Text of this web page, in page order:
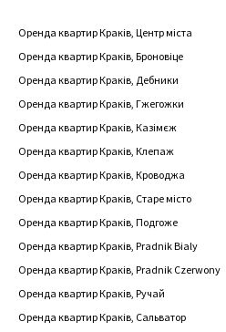
Оренда квартир Краків, Центр міста
Оренда квартир Краків, Броновіце
Оренда квартир Краків, Дебники
Оренда квартир Краків, Гжегожки
Оренда квартир Краків, Казімєж
Оренда квартир Краків, Клепаж
Оренда квартир Краків, Кроводжа
Оренда квартир Краків, Старе місто
Оренда квартир Краків, Подгоже
Оренда квартир Краків, Pradnik Bialy
Оренда квартир Краків, Pradnik Czerwony
Оренда квартир Краків, Ручай
Оренда квартир Краків, Сальватор